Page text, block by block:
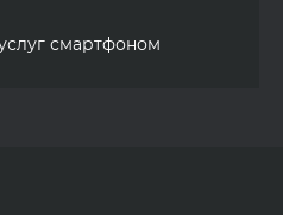
смартфоном